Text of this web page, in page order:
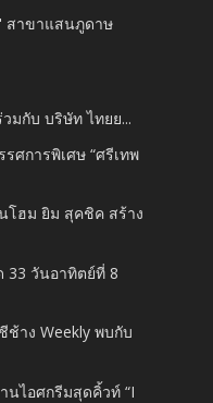
สาขาแสนภูดาษ
มกับ บริษัท ไทยย...
ศการพิเศษ “ศรีเทพ
โฮม ยิม สุคชิค สร้าง
33 วันอาทิตย์ที่ 8
ช้าง Weekly พบกับ
นไอศกรีมสุดคิ้วท์ “I